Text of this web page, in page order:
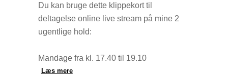
Du kan bruge dette klippekort til
deltagelse online live stream på mine 2
ugentlige hold:
Mandage fra kl. 17.40 til 19.10
Torsdage fra kl. 17.00 til 18.30
Læs mere